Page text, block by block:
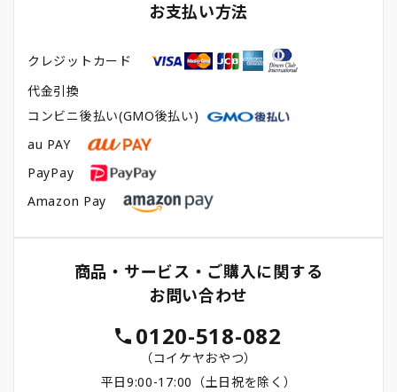
お支払い方法
クレジットカード
代金引換
コンビニ後払い(GMO後払い)
au PAY
PayPay
Amazon Pay
商品・サービス・ご購入に関する
お問い合わせ
0120-518-082
（コイケヤおやつ）
平日9:00-17:00（土日祝を除く）